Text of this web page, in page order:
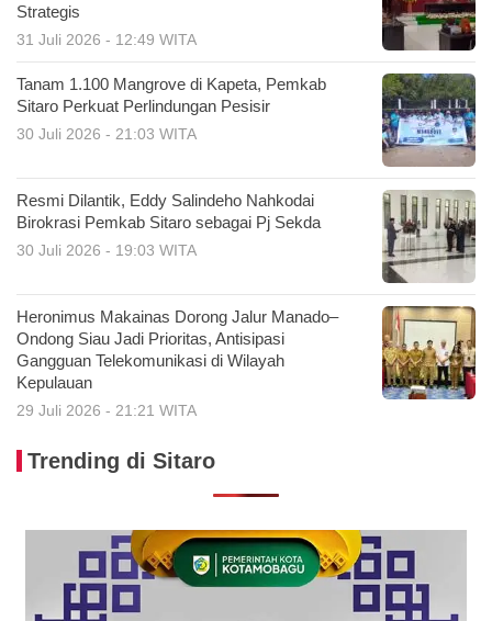
Strategis
31 Juli 2026 - 12:49 WITA
Tanam 1.100 Mangrove di Kapeta, Pemkab
Sitaro Perkuat Perlindungan Pesisir
30 Juli 2026 - 21:03 WITA
Resmi Dilantik, Eddy Salindeho Nahkodai
Birokrasi Pemkab Sitaro sebagai Pj Sekda
30 Juli 2026 - 19:03 WITA
Heronimus Makainas Dorong Jalur Manado–
Ondong Siau Jadi Prioritas, Antisipasi
Gangguan Telekomunikasi di Wilayah
Kepulauan
29 Juli 2026 - 21:21 WITA
Trending di Sitaro